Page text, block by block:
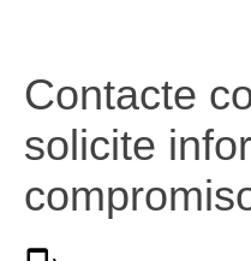
Contacte
solicite